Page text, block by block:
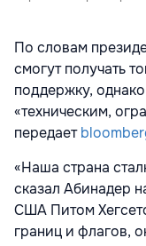
По словам
смогут получать
поддержку,
«техническим,
передает
«Наша страна
сказал Абинадер
США Питом
границ и флагов,